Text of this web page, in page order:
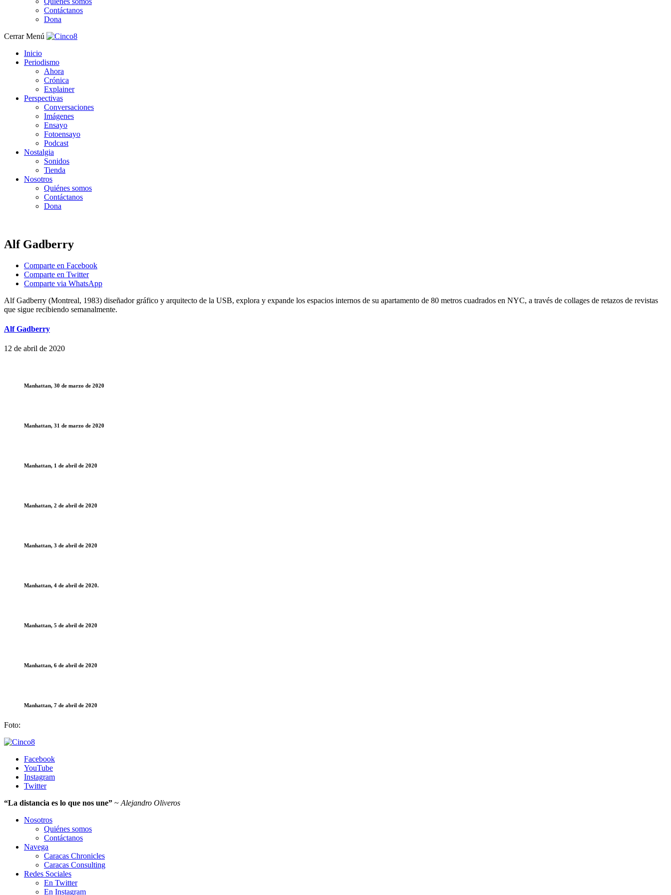
Contáctanos
Dona
Cerrar Menú
Inicio
Periodismo
Ahora
Crónica
Explainer
Perspectivas
Conversaciones
Imágenes
Ensayo
Fotoensayo
Podcast
Nostalgia
Sonidos
Tienda
Nosotros
Quiénes somos
Contáctanos
Dona
Alf Gadberry
Comparte en Facebook
Comparte en Twitter
Comparte via WhatsApp
Alf Gadberry (Montreal, 1983) diseñador gráfico y arquitecto de la USB, explora y expande los espacios internos de su apartamento de 80 metros cuadrados en NYC, a través de collages de retazos de revistas
que sigue recibiendo semanalmente.
Alf Gadberry
12 de abril de 2020
Manhattan, 30 de marzo de 2020
Manhattan, 31 de marzo de 2020
Manhattan, 1 de abril de 2020
Manhattan, 2 de abril de 2020
Manhattan, 3 de abril de 2020
Manhattan, 4 de abril de 2020.
Manhattan, 5 de abril de 2020
Manhattan, 6 de abril de 2020
Manhattan, 7 de abril de 2020
Foto:
Facebook
YouTube
Instagram
Twitter
“La distancia es lo que nos une” ~ Alejandro Oliveros
Nosotros
Quiénes somos
Contáctanos
Navega
Caracas Chronicles
Caracas Consulting
Redes Sociales
En Twitter
En Instagram